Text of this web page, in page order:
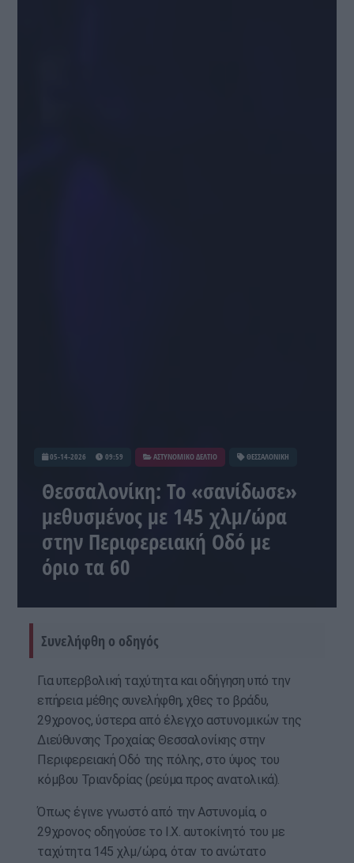
05-14-2026 09:59 ΑΣΤΥΝΟΜΙΚΟ ΔΕΛΤΙΟ ΘΕΣΣΑΛΟΝΙΚΗ
Θεσσαλονίκη: Το «σανίδωσε»
μεθυσμένος με 145 χλμ/ώρα
στην Περιφερειακή Οδό με
όριο τα 60
Συνελήφθη ο οδηγός
Για υπερβολική ταχύτητα και οδήγηση υπό την
επήρεια μέθης συνελήφθη, χθες το βράδυ,
29χρονος, ύστερα από έλεγχο αστυνομικών της
Διεύθυνσης Τροχαίας Θεσσαλονίκης στην
Περιφερειακή Οδό της πόλης, στο ύψος του
κόμβου Τριανδρίας (ρεύμα προς ανατολικά).
Όπως έγινε γνωστό από την Αστυνομία, ο
29χρονος οδηγούσε το Ι.Χ. αυτοκίνητό του με
ταχύτητα 145 χλμ/ώρα, όταν το ανώτατο